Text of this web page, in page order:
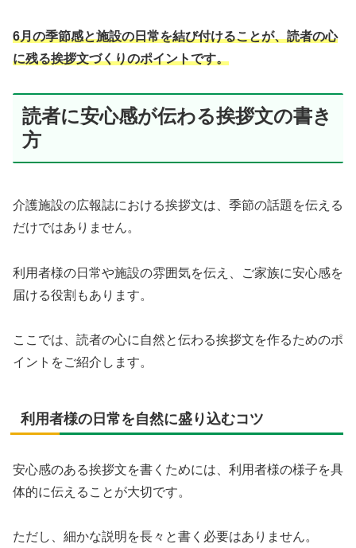
6月の季節感と施設の日常を結び付けることが、読者の心
に残る挨拶文づくりのポイントです。
読者に安心感が伝わる挨拶文の書き
方
介護施設の広報誌における挨拶文は、季節の話題を伝える
だけではありません。
利用者様の日常や施設の雰囲気を伝え、ご家族に安心感を
届ける役割もあります。
ここでは、読者の心に自然と伝わる挨拶文を作るためのポ
イントをご紹介します。
利用者様の日常を自然に盛り込むコツ
安心感のある挨拶文を書くためには、利用者様の様子を具
体的に伝えることが大切です。
ただし、細かな説明を長々と書く必要はありません。